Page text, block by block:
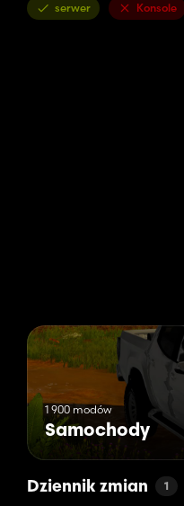
serwer Konsole
1 900 modów
Samochody
Dziennik zmian 1